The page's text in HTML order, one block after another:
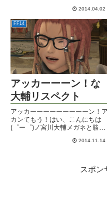
は作業精度139、加工精度78。ル
ミナリーは作業精度107、加工精
度61でしたから、作業+32の加工
+17アップ！...
2014.04.02
FF14
アッカーーーン！な
大輔リスペクト
アッカーーーーーーーーーン！ア
カンてもう！はい、こんにちは
(゜ー゜)ノ宮川大輔メガネと勝手
す。デフォルトカラーが既にこの
ったブランド品です。事の発端
2014.11.14
スポン